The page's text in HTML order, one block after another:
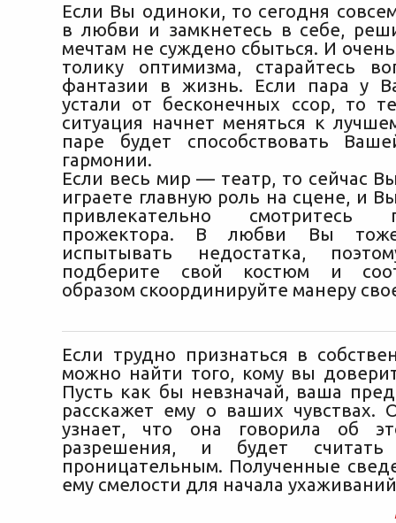
Если Вы одиноки, то сегодня
в любви и замкнетесь в себе,
мечтам не суждено сбыться. И
толику оптимизма, старайтесь
фантазии в жизнь. Если пара у
устали от бесконечных ссор, то
ситуация начнет меняться к
паре будет способствовать
гармонии.
Если весь мир — театр, то сейчас
играете главную роль на сцене, и
привлекательно
прожектора. В любви Вы
испытывать недостатка,
подберите свой костюм и
образом скоординируйте манеру
Если трудно признаться в
можно найти того, кому вы
Пусть как бы невзначай, ваша
расскажет ему о ваших чувствах.
узнает, что она говорила об
разрешения, и будет
проницательным. Полученные
ему смелости для начала